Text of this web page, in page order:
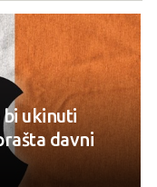
bi ukinuti
davni